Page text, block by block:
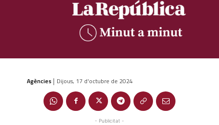
Agències | Dijous, 17 d'octubre de 2024
- Publicitat -